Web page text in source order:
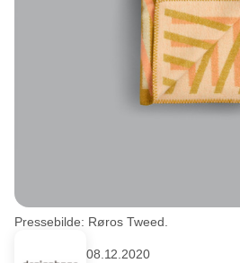
Pressebilde: Røros Tweed.
08.12.2020